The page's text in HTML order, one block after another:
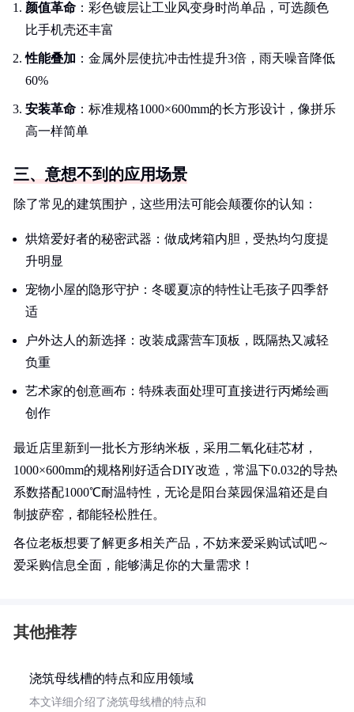
颜值革命 ：彩色镀层让工业风变身时尚单品，可选颜色
比手机壳还丰富
性能叠加 ：金属外层使抗冲击性提升3倍，雨天噪音降低
60%
安装革命 ：标准规格1000×600mm的长方形设计，像拼乐
高一样简单
三、意想不到的应用场景
除了常见的建筑围护，这些用法可能会颠覆你的认知：
烘焙爱好者的秘密武器：做成烤箱内胆，受热均匀度提
升明显
宠物小屋的隐形守护：冬暖夏凉的特性让毛孩子四季舒
适
户外达人的新选择：改装成露营车顶板，既隔热又减轻
负重
艺术家的创意画布：特殊表面处理可直接进行丙烯绘画
创作
最近店里新到一批长方形纳米板，采用二氧化硅芯材，
1000×600mm的规格刚好适合DIY改造，常温下0.032的导热
系数搭配1000℃耐温特性，无论是阳台菜园保温箱还是自
制披萨窑，都能轻松胜任。
各位老板想要了解更多相关产品，不妨来爱采购试试吧～
爱采购信息全面，能够满足你的大量需求！
其他推荐
浇筑母线槽的特点和应用领域
本文详细介绍了浇筑母线槽的特点和